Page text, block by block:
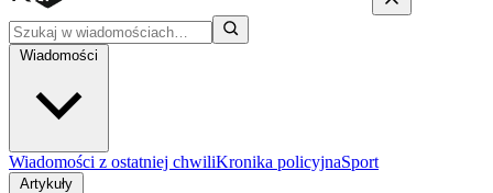
Wiadomości
Wiadomości z ostatniej chwiliKronika policyjnaSport
Artykuły